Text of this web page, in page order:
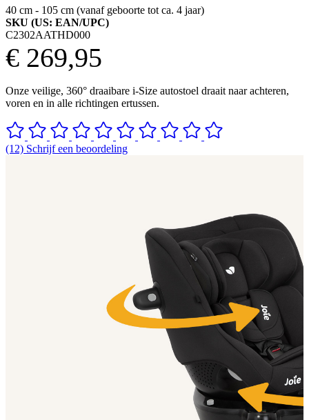
40 cm - 105 cm (vanaf geboorte tot ca. 4 jaar)
SKU (US: EAN/UPC)
C2302AATHD000
€ 269,95
Onze veilige, 360° draaibare i-Size autostoel draait naar achteren,
voren en in alle richtingen ertussen.
(12) Schrijf een beoordeling